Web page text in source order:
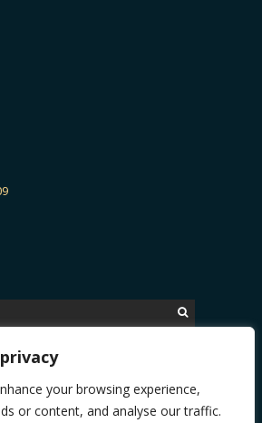
your browsing experience,
or content, and analyse our traffic.
CERTITUDINEA.